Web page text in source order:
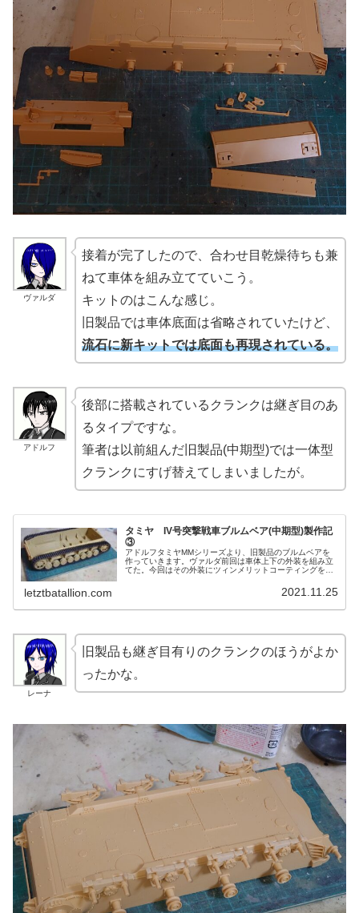
ヴァルダ
接着が完了したので、合わせ目乾燥待ちも兼
ねて車体を組み立てていこう。
キットのはこんな感じ。
旧製品では車体底面は省略されていたけど、
流石に新キットでは底面も再現されている。
アドルフ
後部に搭載されているクランクは継ぎ目のあ
るタイプですな。
筆者は以前組んだ旧製品(中期型)では一体型
クランクにすげ替えてしまいましたが。
タミヤ IV号突撃戦車ブルムベア(中期型)製作記
③
アドルフタミヤMMシリーズより、旧製品のブルムベアを
作っていきます。ヴァルダ前回は車体上下の外装を組み立
てた。今回はその外装にツィンメリットコーティングを施
letztbatallion.com 2021.11.25
レーナ
旧製品も継ぎ目有りのクランクのほうがよか
ったかな。